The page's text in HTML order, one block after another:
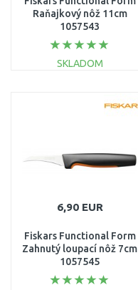
Raňajkový nôž 11cm
1057543
SKLADOM
6,90 EUR
Fiskars Functional Form
Zahnutý loupací nôž 7cm
1057545